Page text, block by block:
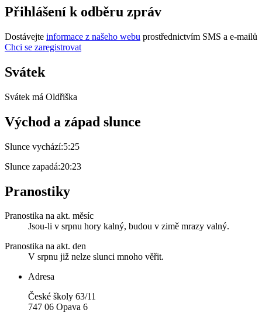
Přihlášení k odběru zpráv
Dostávejte informace z našeho webu prostřednictvím SMS a e-mailů
Chci se zaregistrovat
Svátek
Svátek má Oldřiška
Východ a západ slunce
Slunce vychází:5:25
Slunce zapadá:20:23
Pranostiky
Pranostika na akt. měsíc
Jsou-li v srpnu hory kalný, budou v zimě mrazy valný.
Pranostika na akt. den
V srpnu již nelze slunci mnoho věřit.
Adresa
České školy 63/11
747 06 Opava 6